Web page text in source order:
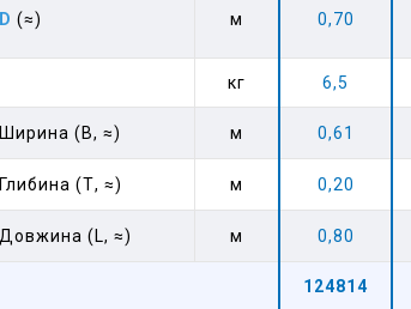
124814
D (≈) м 0,70
кг 6,5
Ширина (В, ≈) м 0,61
Глибина (Т, ≈) м 0,20
Довжина (L, ≈) м 0,80